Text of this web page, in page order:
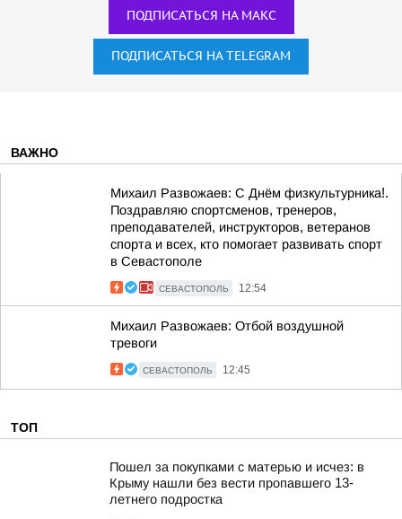
ПОДПИСАТЬСЯ НА МАКС
ПОДПИСАТЬСЯ НА TELEGRAM
ВАЖНО
Михаил Развожаев: С Днём физкультурника!.
Поздравляю спортсменов, тренеров,
преподавателей, инструкторов, ветеранов
спорта и всех, кто помогает развивать спорт
в Севастополе
СЕВАСТОПОЛЬ 12:54
Михаил Развожаев: Отбой воздушной
тревоги
СЕВАСТОПОЛЬ 12:45
ТОП
Пошел за покупками с матерью и исчез: в
Крыму нашли без вести пропавшего 13-
летнего подростка